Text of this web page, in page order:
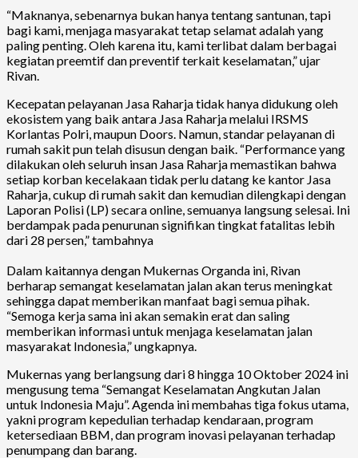
“Maknanya, sebenarnya bukan hanya tentang santunan, tapi
bagi kami, menjaga masyarakat tetap selamat adalah yang
paling penting. Oleh karena itu, kami terlibat dalam berbagai
kegiatan preemtif dan preventif terkait keselamatan,” ujar
Rivan.
Kecepatan pelayanan Jasa Raharja tidak hanya didukung oleh
ekosistem yang baik antara Jasa Raharja melalui IRSMS
Korlantas Polri, maupun Doors. Namun, standar pelayanan di
rumah sakit pun telah disusun dengan baik. “Performance yang
dilakukan oleh seluruh insan Jasa Raharja memastikan bahwa
setiap korban kecelakaan tidak perlu datang ke kantor Jasa
Raharja, cukup di rumah sakit dan kemudian dilengkapi dengan
Laporan Polisi (LP) secara online, semuanya langsung selesai. Ini
berdampak pada penurunan signifikan tingkat fatalitas lebih
dari 28 persen,” tambahnya
Dalam kaitannya dengan Mukernas Organda ini, Rivan
berharap semangat keselamatan jalan akan terus meningkat
sehingga dapat memberikan manfaat bagi semua pihak.
“Semoga kerja sama ini akan semakin erat dan saling
memberikan informasi untuk menjaga keselamatan jalan
masyarakat Indonesia,” ungkapnya.
Mukernas yang berlangsung dari 8 hingga 10 Oktober 2024 ini
mengusung tema “Semangat Keselamatan Angkutan Jalan
untuk Indonesia Maju”. Agenda ini membahas tiga fokus utama,
yakni program kepedulian terhadap kendaraan, program
ketersediaan BBM, dan program inovasi pelayanan terhadap
penumpang dan barang.